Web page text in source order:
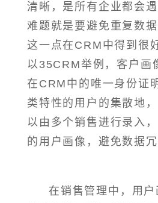
清晰，是所有企业都会
难题就是要避免重复数
这一点在CRM中得到很
以35CRM举例，客户画
在CRM中的唯一身份证
类特性的用户的集散地
以由多个销售进行录入
的用户画像，避免数据
在销售管理中，用